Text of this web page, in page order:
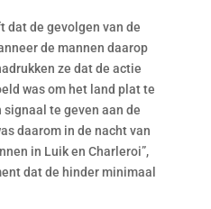
dat de gevolgen van de
de mannen daarop
ze dat de actie
was om het land plat te
signaal te geven aan de
daarom in de nacht van
in Luik en Charleroi”,
dat de hinder minimaal